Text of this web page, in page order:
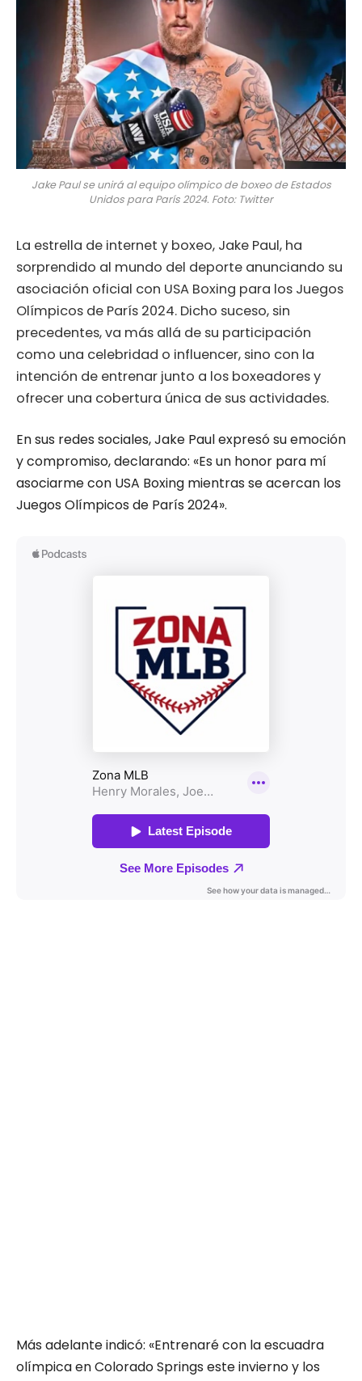
Jake Paul se unirá al equipo olímpico de boxeo de Estados
Unidos para París 2024. Foto: Twitter
La estrella de internet y boxeo, Jake Paul, ha
sorprendido al mundo del deporte anunciando su
asociación oficial con USA Boxing para los Juegos
Olímpicos de París 2024. Dicho suceso, sin
precedentes, va más allá de su participación
como una celebridad o influencer, sino con la
intención de entrenar junto a los boxeadores y
ofrecer una cobertura única de sus actividades.
En sus redes sociales, Jake Paul expresó su emoción
y compromiso, declarando: «Es un honor para mí
asociarme con USA Boxing mientras se acercan los
Juegos Olímpicos de París 2024».
Más adelante indicó: «Entrenaré con la escuadra
olímpica en Colorado Springs este invierno y los